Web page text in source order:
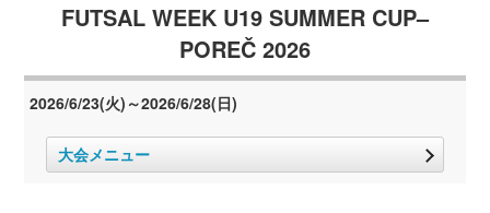
FUTSAL WEEK U19 SUMMER CUP–
POREČ 2026
2026/6/23(火)～2026/6/28(日)
大会メニュー